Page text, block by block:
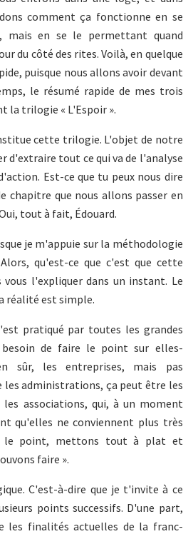
comment ça fonctionne en se
mais en se le permettant quand
du côté des rites. Voilà, en quelque
puisque nous allons avoir devant
le résumé rapide de mes trois
la trilogie « L'Espoir ».
cette trilogie. L'objet de notre
d'extraire tout ce qui va de l'analyse
Est-ce que tu peux nous dire
chapitre que nous allons passer en
tout à fait, Édouard.
je m'appuie sur la méthodologie
qu'est-ce que c'est que cette
l'expliquer dans un instant. Le
réalité est simple.
pratiqué par toutes les grandes
de faire le point sur elles-
sûr, les entreprises, mais pas
les administrations, ça peut être les
associations, qui, à un moment
qu'elles ne conviennent plus très
le point, mettons tout à plat et
faire ».
C'est-à-dire que je t'invite à ce
points successifs. D'une part,
les finalités actuelles de la franc-